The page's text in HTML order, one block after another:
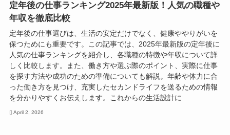
定年後の仕事ランキング2025年最新版！人気の職種や
年収を徹底比較
定年後の仕事選びは、生活の安定だけでなく、健康ややりがいを
保つためにも重要です。この記事では、2025年最新版の定年後に
人気の仕事ランキングを紹介し、各職種の特徴や年収について詳
しく比較します。また、働き方や選ぶ際のポイント、実際に仕事
を探す方法や成功のための準備についても解説。年齢や体力に合
った働き方を見つけ、充実したセカンドライフを送るための情報
を分かりやすくお伝えします。これからの生活設計に
April 2, 2026